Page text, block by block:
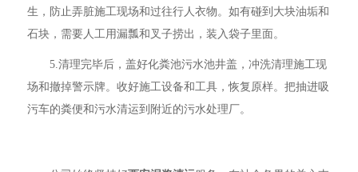
生，防止弄脏施工现场和过往行人衣物。如有碰到大块油垢和
石块，需要人工用漏瓢和叉子捞出，装入袋子里面。
5.清理完毕后，盖好化粪池污水池井盖，冲洗清理施工现
场和撤掉警示牌。收好施工设备和工具，恢复原样。把抽进吸
污车的粪便和污水清运到附近的污水处理厂。